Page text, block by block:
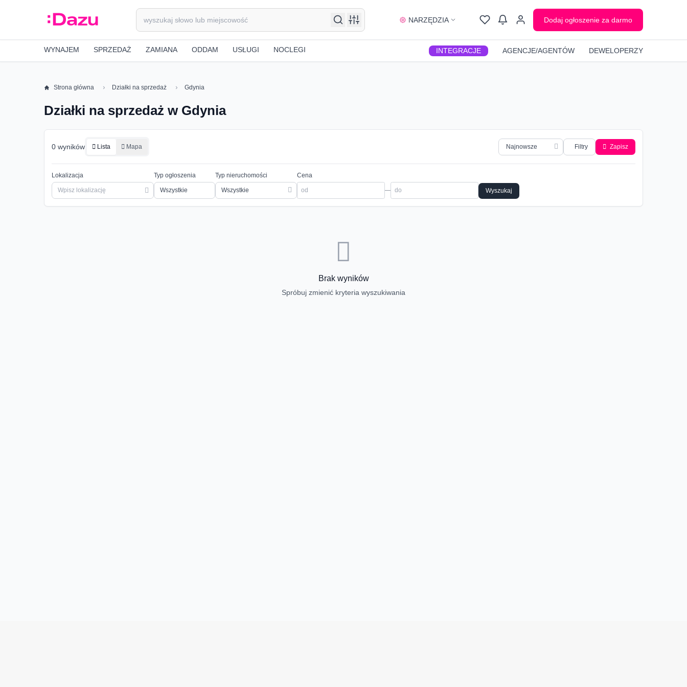
NARZĘDZIA Dodaj ogłoszenie za darmo
WYNAJEM SPRZEDAŻ ZAMIANA ODDAM USŁUGI NOCLEGI INTEGRACJE AGENCJE/AGENTÓW DEWELOPERZY
Strona główna Działki na sprzedaż Gdynia
Działki na sprzedaż w Gdynia
0 wyników Lista Mapa Filtry Zapisz
Lokalizacja Typ ogłoszenia Typ nieruchomości
Wszystkie
Cena
— Wyszukaj
Brak wyników
Spróbuj zmienić kryteria wyszukiwania